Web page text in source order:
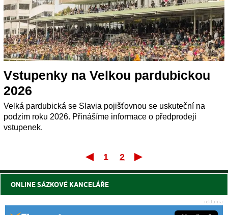
Vstupenky na Velkou pardubickou
2026
Velká pardubická se Slavia pojišťovnou se uskuteční na
podzim roku 2026. Přinášíme informace o předprodeji
vstupenek.
První
1 2
ONLINE SÁZKOVÉ KANCELÁŘE